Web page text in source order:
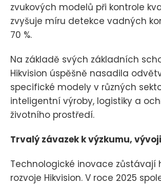
zvukových modelů při kontrole
zvyšuje míru detekce vadných
70 %.
Na základě svých základních
Hikvision úspěšně nasadila
specifické modely v různých
inteligentní výroby, logistiky a
životního prostředí.
Trvalý závazek k výzkumu,
Technologické inovace zůstávají
rozvoje Hikvision. V roce 2025